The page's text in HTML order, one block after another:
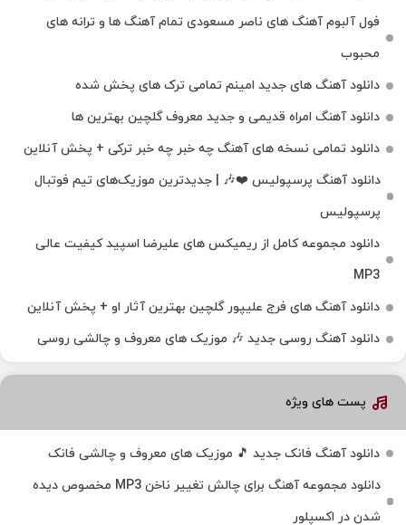
فول آلبوم آهنگ‌ های ناصر مسعودی تمام آهنگ‌ ها و ترانه‌ های
محبوب
دانلود آهنگ های جدید امینم تمامی ترک های پخش شده
دانلود آهنگ امراه قدیمی و جدید معروف گلچین بهترین ها
دانلود تمامی نسخه های آهنگ چه خبر چه خبر ترکی + پخش آنلاین
دانلود آهنگ پرسپولیس ❤️🎶 | جدیدترین موزیک‌های تیم فوتبال
پرسپولیس
دانلود مجموعه کامل از ریمیکس های علیرضا اسپید کیفیت عالی
MP3
دانلود آهنگ های فرج علیپور گلچین بهترین آثار او + پخش آنلاین
دانلود آهنگ روسی جدید 🎶 موزیک‌ های معروف و چالشی روسی
پست های ویژه
دانلود آهنگ فانک جدید 🎵 موزیک‌ های معروف و چالشی فانک
دانلود مجموعه آهنگ برای چالش تغییر ناخن MP3 مخصوص دیده
شدن در اکسپلور